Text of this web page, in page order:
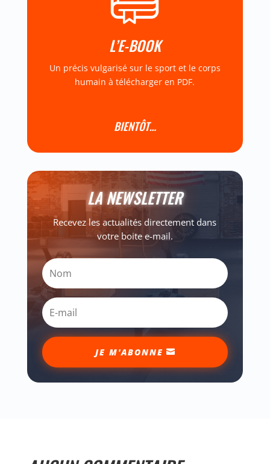
L’E-BOOK
Un précis vulgarisé sur le sport et le corps
humain à télécharger en PDF.
BIENTÔT…
LA NEWSLETTER
Recevez les actualités directement dans
votre boite e-mail.
JE M'ABONNE